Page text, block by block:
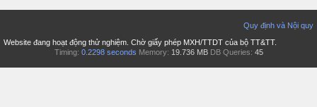
Quy định và Nội quy
Website đang hoạt động thử nghiệm. Chờ giấy phép MXH/TTDT của bộ TT&TT.
Timing: 0.2298 seconds Memory: 19.736 MB DB Queries: 45